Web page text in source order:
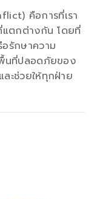
คือการที่เรา
แตกต่างกัน โดยที่
รักษาความ
นที่ปลอดภัยของ
ะช่วยให้ทุกฝ่าย